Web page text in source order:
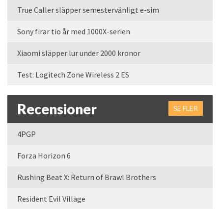
True Caller släpper semestervänligt e-sim
Sony firar tio år med 1000X-serien
Xiaomi släpper lur under 2000 kronor
Test: Logitech Zone Wireless 2 ES
Recensioner SE FLER
4PGP
Forza Horizon 6
Rushing Beat X: Return of Brawl Brothers
Resident Evil Village